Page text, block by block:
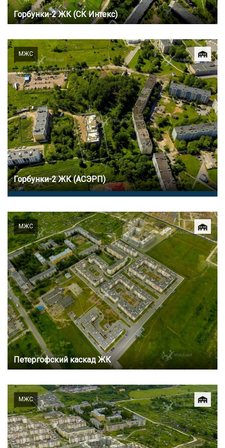
Горбунки-2 ЖК (СК Интекс)
МЖС
Горбунки-2 ЖК (АСЭРП)
МЖС
Петергофский каскад ЖК
МЖС